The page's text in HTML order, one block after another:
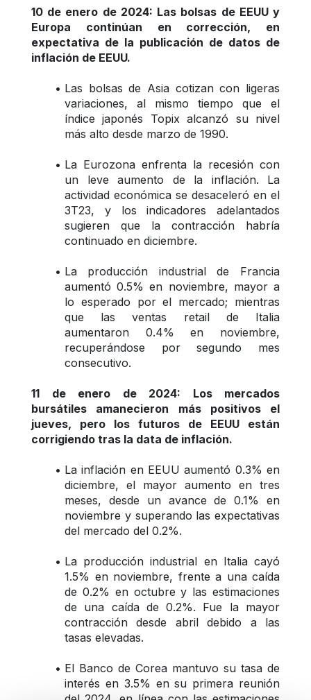
10 de enero de 2024: Las bolsas de EEUU y
Europa continúan en corrección, en
expectativa de la publicación de datos de
inflación de EEUU.
Las bolsas de Asia cotizan con ligeras
variaciones, al mismo tiempo que el
índice japonés Topix alcanzó su nivel
más alto desde marzo de 1990.
La Eurozona enfrenta la recesión con
un leve aumento de la inflación. La
actividad económica se desaceleró en el
3T23, y los indicadores adelantados
sugieren que la contracción habría
continuado en diciembre.
La producción industrial de Francia
aumentó 0.5% en noviembre, mayor a
lo esperado por el mercado; mientras
que las ventas retail de Italia
aumentaron 0.4% en noviembre,
recuperándose por segundo mes
consecutivo.
11 de enero de 2024: Los mercados
bursátiles amanecieron más positivos el
jueves, pero los futuros de EEUU están
corrigiendo tras la data de inflación.
La inflación en EEUU aumentó 0.3% en
diciembre, el mayor aumento en tres
meses, desde un avance de 0.1% en
noviembre y superando las expectativas
del mercado del 0.2%.
La producción industrial en Italia cayó
1.5% en noviembre, frente a una caída
de 0.2% en octubre y las estimaciones
de una caída de 0.2%. Fue la mayor
contracción desde abril debido a las
tasas elevadas.
El Banco de Corea mantuvo su tasa de
interés en 3.5% en su primera reunión